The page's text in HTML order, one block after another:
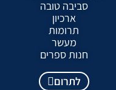
סביבה טובה
ארכיון
תרומות
מעשר
חנות ספרים
לתרום